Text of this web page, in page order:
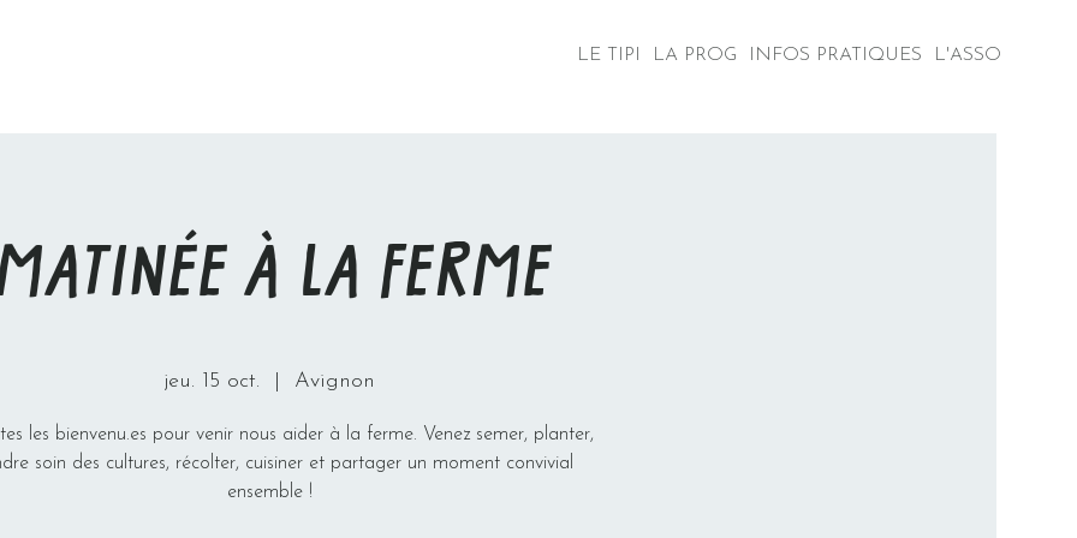
À LA FERME
jeu. 15 oct. Avignon
les bienvenu.es pour venir nous aider à la ferme. Venez semer, planter,
soin des cultures, récolter, cuisiner et partager un moment convivial
ensemble !
LE TIPI LA PROG INFOS PRATIQUES L'ASSO